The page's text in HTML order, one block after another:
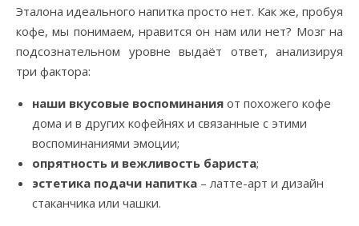
Эталона идеального напитка просто нет. Как же, пробуя
кофе, мы понимаем, нравится он нам или нет? Мозг на
подсознательном уровне выдаёт ответ, анализируя
три фактора:
наши вкусовые воспоминания от похожего кофе
дома и в других кофейнях и связанные с этими
воспоминаниями эмоции;
опрятность и вежливость бариста;
эстетика подачи напитка – латте-арт и дизайн
стаканчика или чашки.